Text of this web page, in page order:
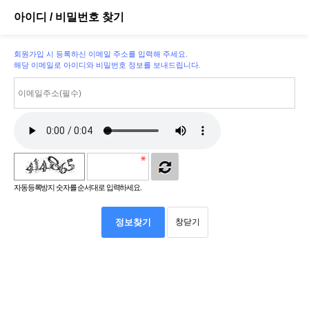
아이디 / 비밀번호 찾기
회원가입 시 등록하신 이메일 주소를 입력해 주세요.
해당 이메일로 아이디와 비밀번호 정보를 보내드립니다.
자동등록방지 숫자를 순서대로 입력하세요.
정보찾기 창닫기